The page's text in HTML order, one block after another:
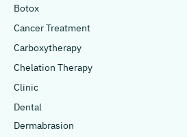
Botox
Cancer Treatment
Carboxytherapy
Chelation Therapy
Clinic
Dental
Dermabrasion